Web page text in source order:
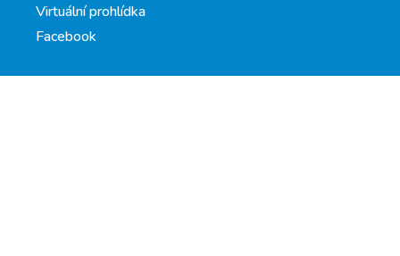
Virtuální prohlídka
Facebook